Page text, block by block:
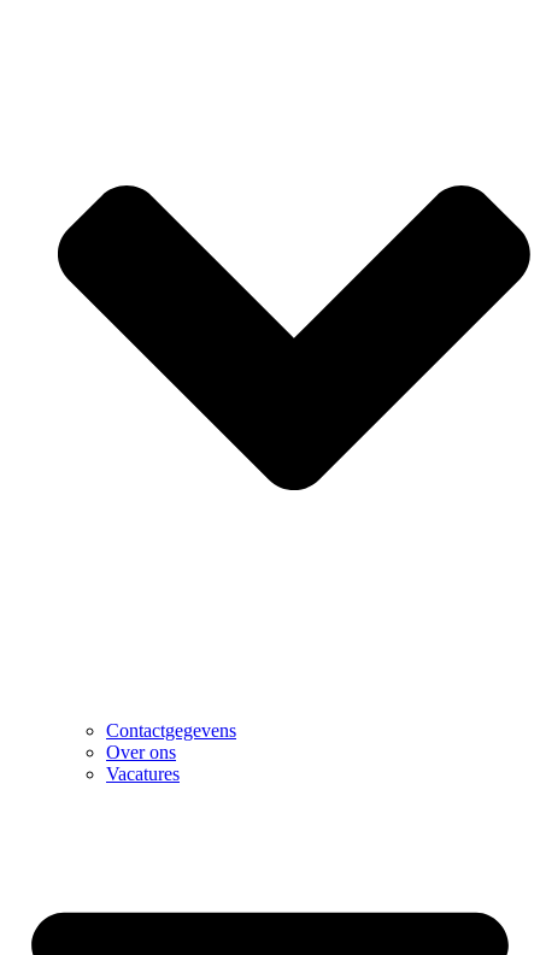
Contactgegevens
Over ons
Vacatures